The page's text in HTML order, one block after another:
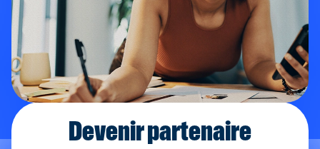
Devenir partenaire